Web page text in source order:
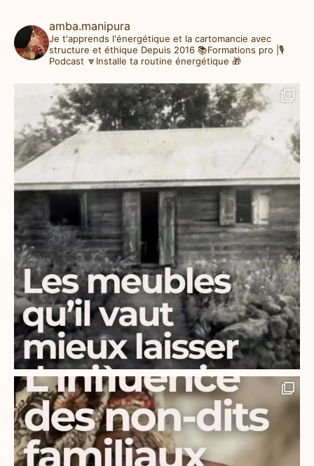
amba.manipura
Je t'apprends l'énergétique et la cartomancie avec
structure et éthique Depuis 2016 📚Formations pro |🎙️
Podcast 🔽Installe ta routine énergétique 🎁